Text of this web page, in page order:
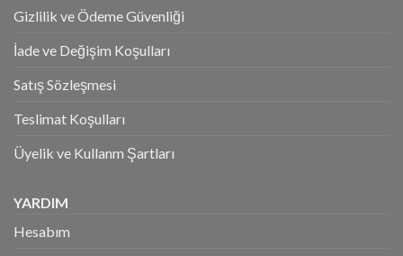
Gizlilik ve Ödeme Güvenliği
İade ve Değişim Koşulları
Satış Sözleşmesi
Teslimat Koşulları
Üyelik ve Kullanm Şartları
YARDIM
Hesabım